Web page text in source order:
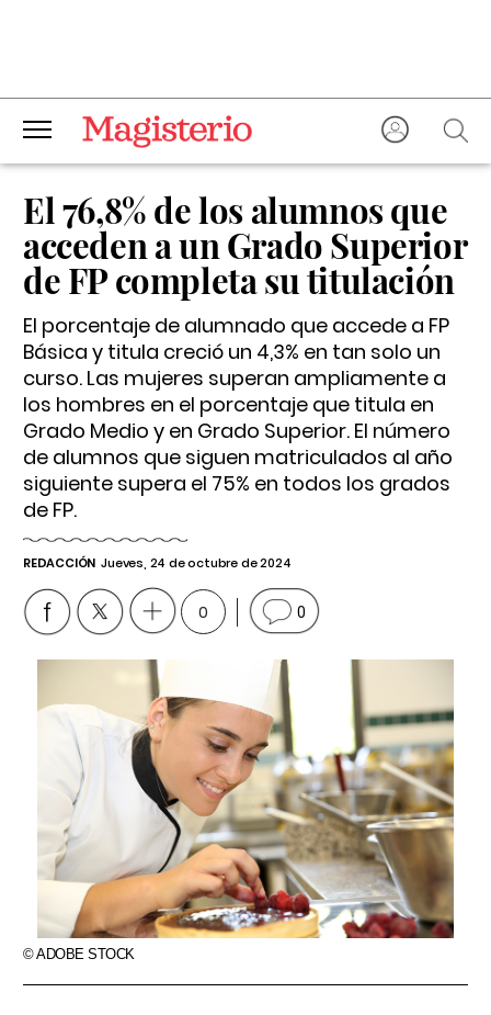
El 76,8% de los alumnos que
acceden a un Grado Superior
de FP completa su titulación
El porcentaje de alumnado que accede a FP
Básica y titula creció un 4,3% en tan solo un
curso. Las mujeres superan ampliamente a
los hombres en el porcentaje que titula en
Grado Medio y en Grado Superior. El número
de alumnos que siguen matriculados al año
siguiente supera el 75% en todos los grados
de FP.
REDACCIÓN Jueves, 24 de octubre de 2024
0 0
© ADOBE STOCK